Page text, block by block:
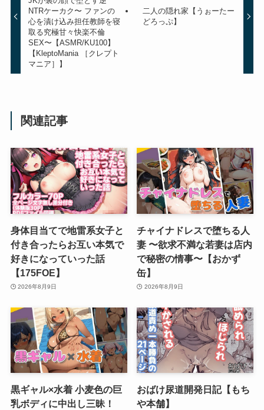
NTRケーカク〜 ファンの
心を漬け込み担任教師を寝
取る究極甘々快楽不倫
SEX〜【ASMR/KU100】
【KleptoMania ［クレプト
マニア］】
二人の隠れ家【うぉーたー
どろっぷ】
関連記事
身体目当てで地雷系女子と
付き合ったらお互い本気で
好きになっていった話
【175FOE】
2026年8月9日
チャイナドレスで堕ちる人
妻 〜欲求不満な若妻は店内
で秘密の情事〜【おかず
缶】
2026年8月9日
黒ギャル×水着 小麦色の巨
乳ボディに中出し三昧！
おばけ尿道開発日記【もち
や本舗】